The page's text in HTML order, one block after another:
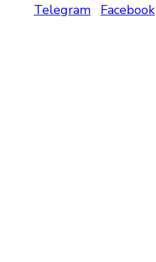
Telegram Facebook